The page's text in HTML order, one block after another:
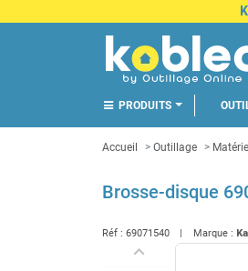
PRODUITS
Accueil Outillage
Brosse-disque
Réf : 69071540 Marque :
keyboard_arrow_left